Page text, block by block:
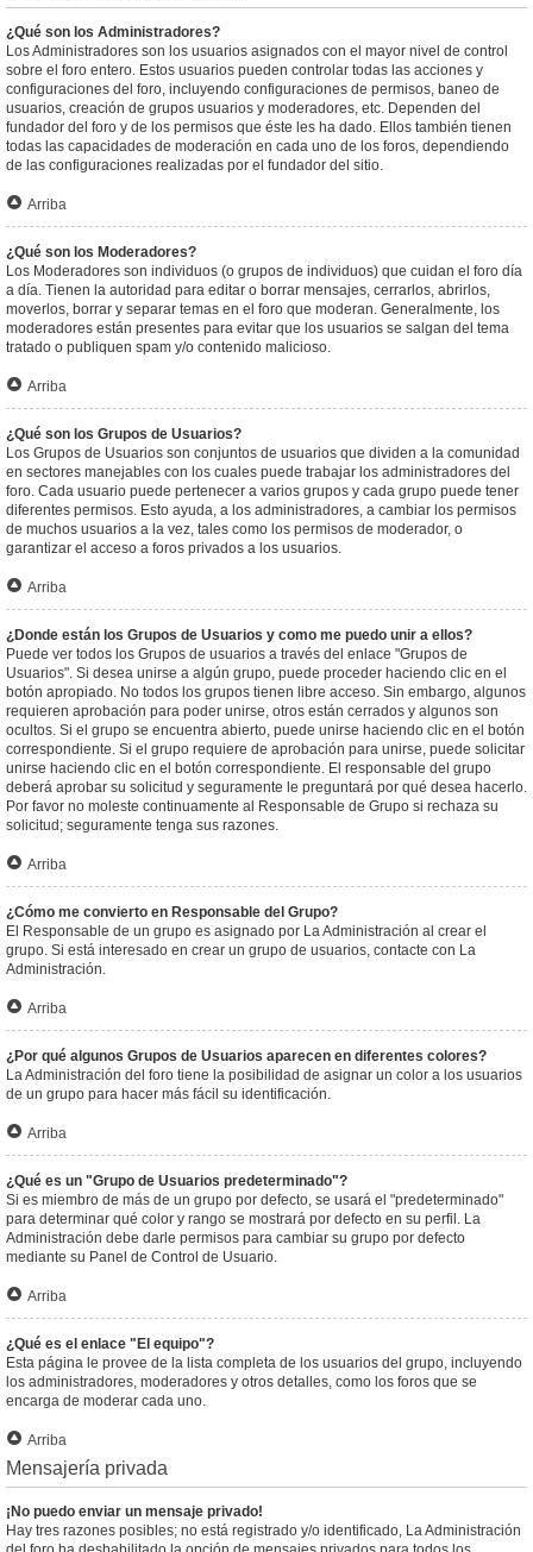
¿Qué son los Administradores?
Los Administradores son los usuarios asignados con el mayor nivel de control
sobre el foro entero. Estos usuarios pueden controlar todas las acciones y
configuraciones del foro, incluyendo configuraciones de permisos, baneo de
usuarios, creación de grupos usuarios y moderadores, etc. Dependen del
fundador del foro y de los permisos que éste les ha dado. Ellos también tienen
todas las capacidades de moderación en cada uno de los foros, dependiendo
de las configuraciones realizadas por el fundador del sitio.
Arriba
¿Qué son los Moderadores?
Los Moderadores son individuos (o grupos de individuos) que cuidan el foro día
a día. Tienen la autoridad para editar o borrar mensajes, cerrarlos, abrirlos,
moverlos, borrar y separar temas en el foro que moderan. Generalmente, los
moderadores están presentes para evitar que los usuarios se salgan del tema
tratado o publiquen spam y/o contenido malicioso.
Arriba
¿Qué son los Grupos de Usuarios?
Los Grupos de Usuarios son conjuntos de usuarios que dividen a la comunidad
en sectores manejables con los cuales puede trabajar los administradores del
foro. Cada usuario puede pertenecer a varios grupos y cada grupo puede tener
diferentes permisos. Esto ayuda, a los administradores, a cambiar los permisos
de muchos usuarios a la vez, tales como los permisos de moderador, o
garantizar el acceso a foros privados a los usuarios.
Arriba
¿Donde están los Grupos de Usuarios y como me puedo unir a ellos?
Puede ver todos los Grupos de usuarios a través del enlace "Grupos de
Usuarios". Si desea unirse a algún grupo, puede proceder haciendo clic en el
botón apropiado. No todos los grupos tienen libre acceso. Sin embargo, algunos
requieren aprobación para poder unirse, otros están cerrados y algunos son
ocultos. Si el grupo se encuentra abierto, puede unirse haciendo clic en el botón
correspondiente. Si el grupo requiere de aprobación para unirse, puede solicitar
unirse haciendo clic en el botón correspondiente. El responsable del grupo
deberá aprobar su solicitud y seguramente le preguntará por qué desea hacerlo.
Por favor no moleste continuamente al Responsable de Grupo si rechaza su
solicitud; seguramente tenga sus razones.
Arriba
¿Cómo me convierto en Responsable del Grupo?
El Responsable de un grupo es asignado por La Administración al crear el
grupo. Si está interesado en crear un grupo de usuarios, contacte con La
Administración.
Arriba
¿Por qué algunos Grupos de Usuarios aparecen en diferentes colores?
La Administración del foro tiene la posibilidad de asignar un color a los usuarios
de un grupo para hacer más fácil su identificación.
Arriba
¿Qué es un "Grupo de Usuarios predeterminado"?
Si es miembro de más de un grupo por defecto, se usará el "predeterminado"
para determinar qué color y rango se mostrará por defecto en su perfil. La
Administración debe darle permisos para cambiar su grupo por defecto
mediante su Panel de Control de Usuario.
Arriba
¿Qué es el enlace "El equipo"?
Esta página le provee de la lista completa de los usuarios del grupo, incluyendo
los administradores, moderadores y otros detalles, como los foros que se
encarga de moderar cada uno.
Arriba
Mensajería privada
¡No puedo enviar un mensaje privado!
Hay tres razones posibles; no está registrado y/o identificado, La Administración